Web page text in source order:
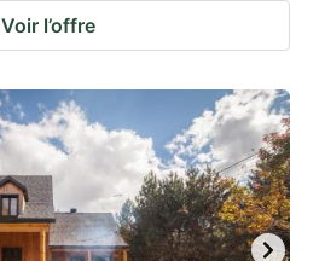
Voir l’offre